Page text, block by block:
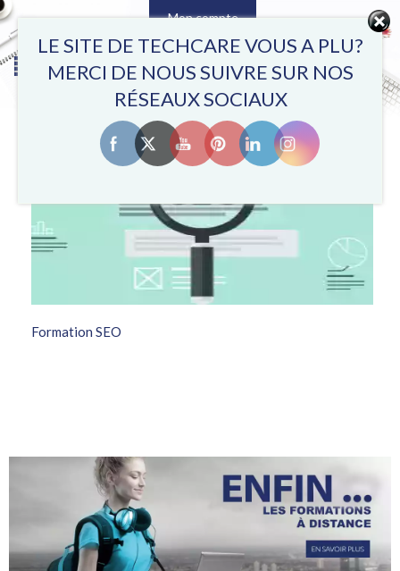
Mon compte
Formation SEO
LE SITE DE TECHCARE VOUS A PLU?
MERCI DE NOUS SUIVRE SUR NOS
RÉSEAUX SOCIAUX